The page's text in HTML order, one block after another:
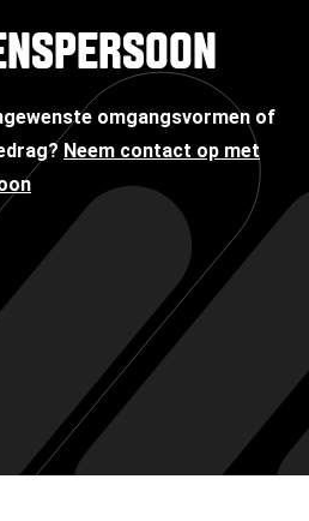
omgangsvormen of
Neem contact op met